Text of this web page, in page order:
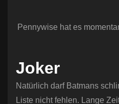
Pennywise hat es
Joker
Natürlich darf Batmans
Liste nicht fehlen. Lange